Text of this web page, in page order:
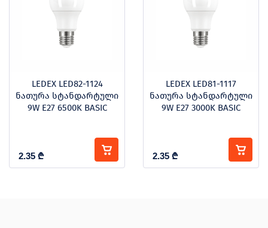
LEDEX LED82-1124
ნათურა სტანდარტული
9W E27 6500K BASIC
2.35 ₾
LEDEX LED81-1117
ნათურა სტანდარტული
9W E27 3000K BASIC
2.35 ₾